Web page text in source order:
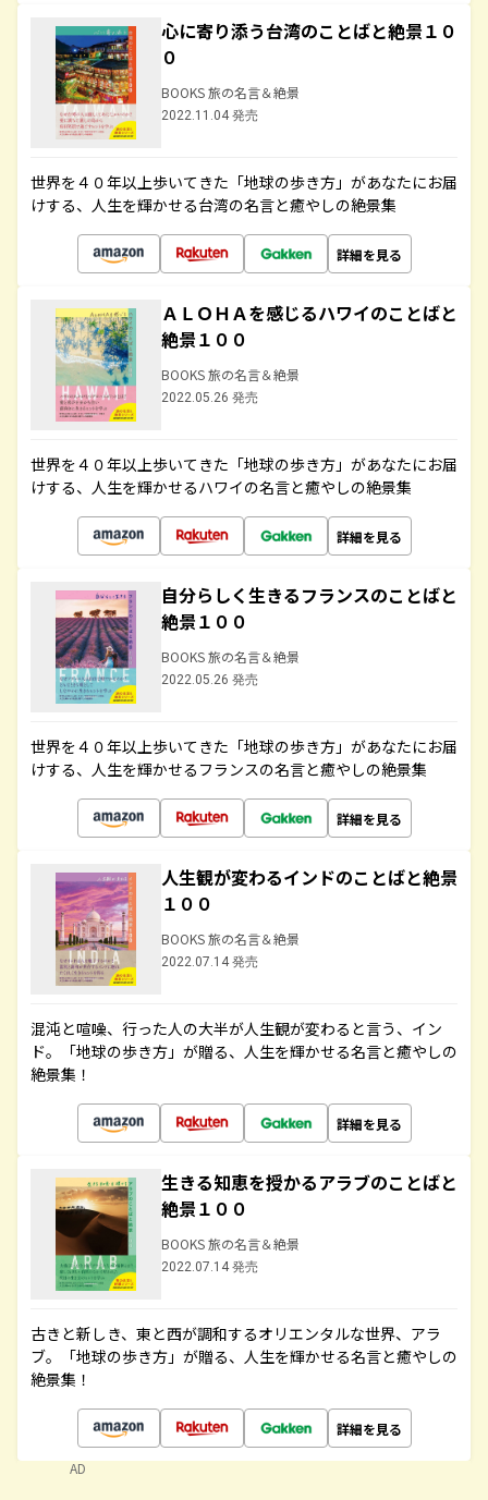
心に寄り添う台湾のことばと絶景１０
０
BOOKS 旅の名言＆絶景
2022.11.04 発売
世界を４０年以上歩いてきた「地球の歩き方」があなたにお届
けする、人生を輝かせる台湾の名言と癒やしの絶景集
詳細を見る
ＡＬＯＨＡを感じるハワイのことばと
絶景１００
BOOKS 旅の名言＆絶景
2022.05.26 発売
世界を４０年以上歩いてきた「地球の歩き方」があなたにお届
けする、人生を輝かせるハワイの名言と癒やしの絶景集
詳細を見る
自分らしく生きるフランスのことばと
絶景１００
BOOKS 旅の名言＆絶景
2022.05.26 発売
世界を４０年以上歩いてきた「地球の歩き方」があなたにお届
けする、人生を輝かせるフランスの名言と癒やしの絶景集
詳細を見る
人生観が変わるインドのことばと絶景
１００
BOOKS 旅の名言＆絶景
2022.07.14 発売
混沌と喧噪、行った人の大半が人生観が変わると言う、イン
ド。「地球の歩き方」が贈る、人生を輝かせる名言と癒やしの
絶景集！
詳細を見る
生きる知恵を授かるアラブのことばと
絶景１００
BOOKS 旅の名言＆絶景
2022.07.14 発売
古きと新しき、東と西が調和するオリエンタルな世界、アラ
ブ。「地球の歩き方」が贈る、人生を輝かせる名言と癒やしの
絶景集！
詳細を見る
AD